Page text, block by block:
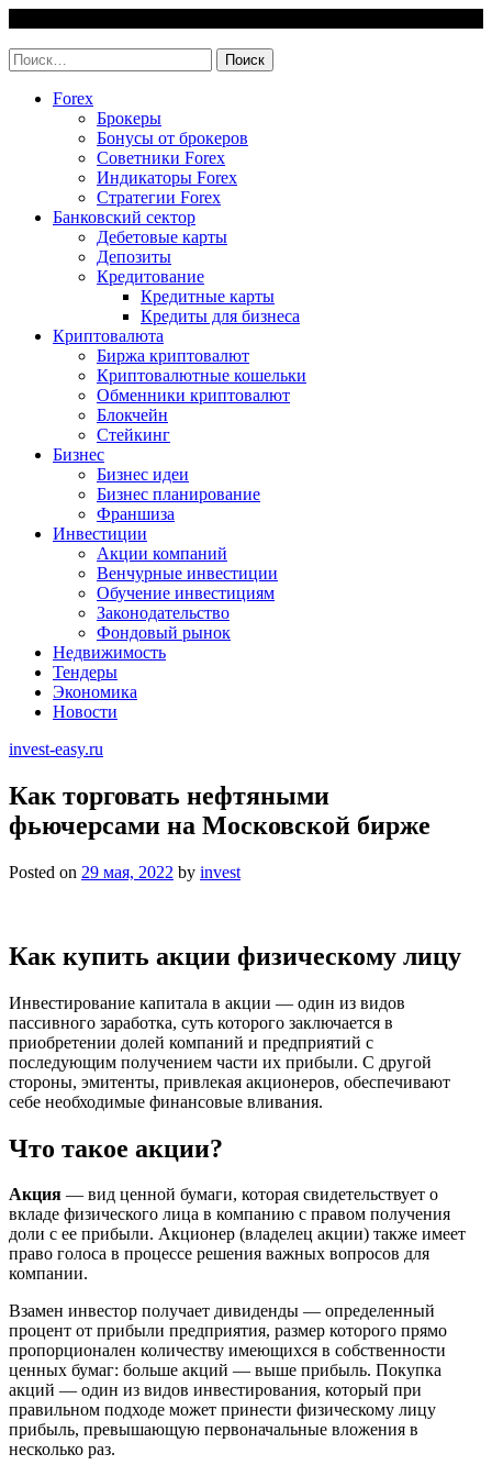
content
Найти:
Forex
Брокеры
Бонусы от брокеров
Советники Forex
Индикаторы Forex
Стратегии Forex
Банковский сектор
Дебетовые карты
Депозиты
Кредитование
Кредитные карты
Кредиты для бизнеса
Криптовалюта
Биржа криптовалют
Криптовалютные кошельки
Обменники криптовалют
Блокчейн
Стейкинг
Бизнес
Бизнес идеи
Бизнес планирование
Франшиза
Инвестиции
Акции компаний
Венчурные инвестиции
Обучение инвестициям
Законодательство
Фондовый рынок
Недвижимость
Тендеры
Экономика
Новости
invest-easy.ru
Как торговать нефтяными
фьючерсами на Московской бирже
Posted on 29 мая, 2022 by invest
Как купить акции физическому лицу
Инвестирование капитала в акции — один из видов
пассивного заработка, суть которого заключается в
приобретении долей компаний и предприятий с
последующим получением части их прибыли. С другой
стороны, эмитенты, привлекая акционеров, обеспечивают
себе необходимые финансовые вливания.
Что такое акции?
Акция — вид ценной бумаги, которая свидетельствует о
вкладе физического лица в компанию с правом получения
доли с ее прибыли. Акционер (владелец акции) также имеет
право голоса в процессе решения важных вопросов для
компании.
Взамен инвестор получает дивиденды — определенный
процент от прибыли предприятия, размер которого прямо
пропорционален количеству имеющихся в собственности
ценных бумаг: больше акций — выше прибыль. Покупка
акций — один из видов инвестирования, который при
правильном подходе может принести физическому лицу
прибыль, превышающую первоначальные вложения в
несколько раз.